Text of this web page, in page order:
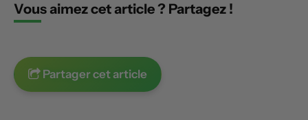
Vous aimez cet article ? Partagez !
Partager cet article